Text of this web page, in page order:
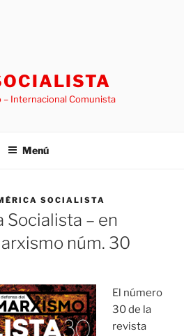
Internacional Comunista
Menú
SOCIALISTA
Socialista – en
núm. 30
El número
30 de la
revista